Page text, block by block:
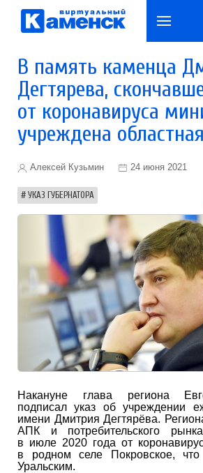
В память каменца
Дегтярева,
от коронавируса
учреждена
Алексей Кузьмин 24 июня 2021
УКАЗ ГУБЕРНАТОРА
Накануне глава региона
подписал указ об учреждении
имени Дмитрия Дегтярёва.
АПК и потребительского
в июле 2020 года от
в родном селе Покровское,
Уральским.